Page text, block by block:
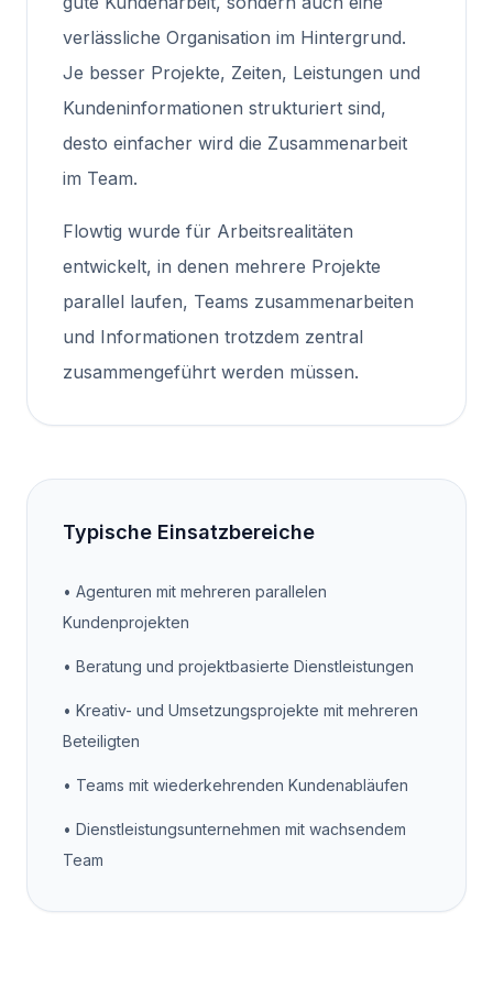
verlässliche Organisation im Hintergrund.
Je besser Projekte, Zeiten, Leistungen und
Kundeninformationen strukturiert sind,
desto einfacher wird die Zusammenarbeit
im Team.
Flowtig wurde für Arbeitsrealitäten
entwickelt, in denen mehrere Projekte
parallel laufen, Teams zusammenarbeiten
und Informationen trotzdem zentral
zusammengeführt werden müssen.
Typische Einsatzbereiche
• Agenturen mit mehreren parallelen
Kundenprojekten
• Beratung und projektbasierte Dienstleistungen
• Kreativ- und Umsetzungsprojekte mit mehreren
Beteiligten
• Teams mit wiederkehrenden Kundenabläufen
• Dienstleistungsunternehmen mit wachsendem
Team